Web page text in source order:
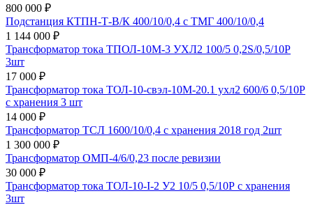
800 000 ₽
Подстанция КТПН-Т-В/К 400/10/0,4 с ТМГ 400/10/0,4
1 144 000 ₽
Трансформатор тока ТПОЛ-10М-3 УХЛ2 100/5 0,2S/0,5/10Р
3шт
17 000 ₽
Трансформатор тока ТОЛ-10-свэл-10М-20.1 ухл2 600/6 0,5/10Р
с хранения 3 шт
14 000 ₽
Трансформатор ТСЛ 1600/10/0,4 с хранения 2018 год 2шт
1 300 000 ₽
Трансформатор ОМП-4/6/0,23 после ревизии
30 000 ₽
Трансформатор тока ТОЛ-10-I-2 У2 10/5 0,5/10Р с хранения
3шт